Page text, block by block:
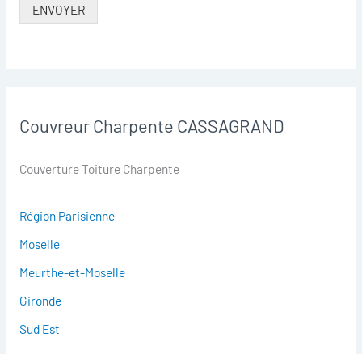
ENVOYER
Couvreur Charpente CASSAGRAND
Couverture Toiture Charpente
Région Parisienne
Moselle
Meurthe-et-Moselle
Gironde
Sud Est